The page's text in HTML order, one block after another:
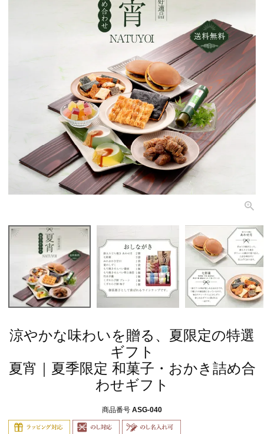
涼やかな味わいを贈る、夏限定の特選
ギフト
夏宵｜夏季限定 和菓子・おかき詰め合
わせギフト
商品番号 ASG-040